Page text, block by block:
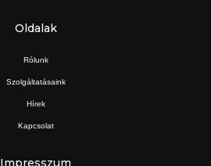
Oldalak
Rólunk
Szolgáltatásaink
Hírek
Kapcsolat
Impresszum